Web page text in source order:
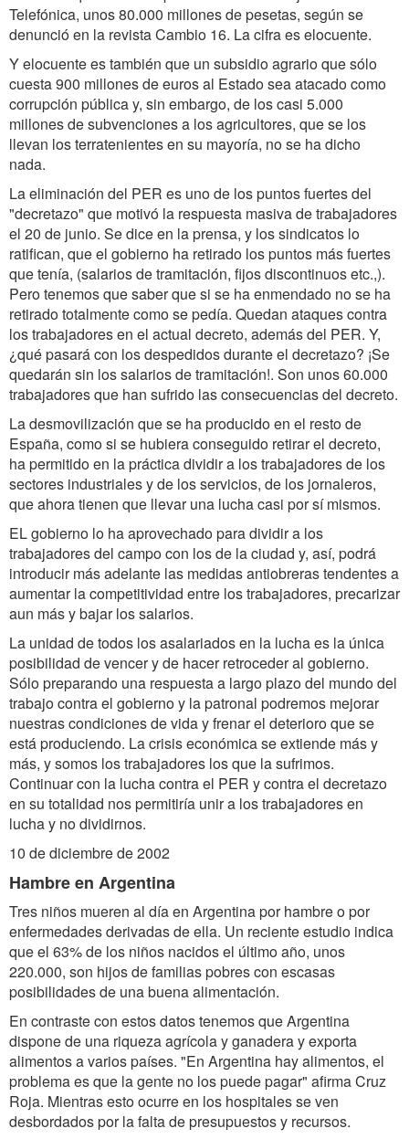
Telefónica, unos 80.000 millones de pesetas, según se
denunció en la revista Cambio 16. La cifra es elocuente.
Y elocuente es también que un subsidio agrario que sólo
cuesta 900 millones de euros al Estado sea atacado como
corrupción pública y, sin embargo, de los casi 5.000
millones de subvenciones a los agricultores, que se los
llevan los terratenientes en su mayoría, no se ha dicho
nada.
La eliminación del PER es uno de los puntos fuertes del
"decretazo" que motivó la respuesta masiva de trabajadores
el 20 de junio. Se dice en la prensa, y los sindicatos lo
ratifican, que el gobierno ha retirado los puntos más fuertes
que tenía, (salarios de tramitación, fijos discontinuos etc.,).
Pero tenemos que saber que si se ha enmendado no se ha
retirado totalmente como se pedía. Quedan ataques contra
los trabajadores en el actual decreto, además del PER. Y,
¿qué pasará con los despedidos durante el decretazo? ¡Se
quedarán sin los salarios de tramitación!. Son unos 60.000
trabajadores que han sufrido las consecuencias del decreto.
La desmovilización que se ha producido en el resto de
España, como si se hubiera conseguido retirar el decreto,
ha permitido en la práctica dividir a los trabajadores de los
sectores industriales y de los servicios, de los jornaleros,
que ahora tienen que llevar una lucha casi por sí mismos.
EL gobierno lo ha aprovechado para dividir a los
trabajadores del campo con los de la ciudad y, así, podrá
introducir más adelante las medidas antiobreras tendentes a
aumentar la competitividad entre los trabajadores, precarizar
aun más y bajar los salarios.
La unidad de todos los asalariados en la lucha es la única
posibilidad de vencer y de hacer retroceder al gobierno.
Sólo preparando una respuesta a largo plazo del mundo del
trabajo contra el gobierno y la patronal podremos mejorar
nuestras condiciones de vida y frenar el deterioro que se
está produciendo. La crisis económica se extiende más y
más, y somos los trabajadores los que la sufrimos.
Continuar con la lucha contra el PER y contra el decretazo
en su totalidad nos permitiría unir a los trabajadores en
lucha y no dividirnos.
10 de diciembre de 2002
Hambre en Argentina
Tres niños mueren al día en Argentina por hambre o por
enfermedades derivadas de ella. Un reciente estudio indica
que el 63% de los niños nacidos el último año, unos
220.000, son hijos de familias pobres con escasas
posibilidades de una buena alimentación.
En contraste con estos datos tenemos que Argentina
dispone de una riqueza agrícola y ganadera y exporta
alimentos a varios países. "En Argentina hay alimentos, el
problema es que la gente no los puede pagar" afirma Cruz
Roja. Mientras esto ocurre en los hospitales se ven
desbordados por la falta de presupuestos y recursos.